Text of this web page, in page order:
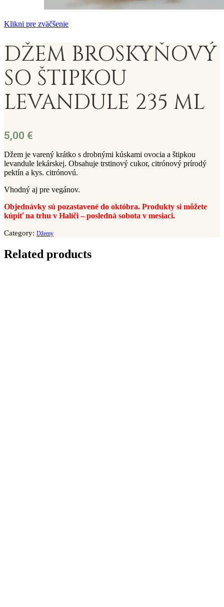
Klikni pre zväčšenie
DŽEM BROSKYŇOVÝ
SO ŠTIPKOU
LEVANDULE 235 ML
5,00 €
Džem je varený krátko s drobnými kúskami ovocia a štipkou
levandule lekárskej. Obsahuje trstinový cukor, citrónový prírodý
pektín a kys. citrónovú.
Vhodný aj pre vegánov.
Objednávky sú pozastavené do októbra. Produkty si môžete
kúpiť na trhu v Halíči – posledná sobota v mesiaci.
Category: Džemy
Related products